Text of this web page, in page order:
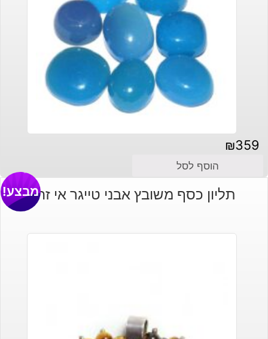
₪359
הוסף לסל
תליון כסף משובץ אבני טייגר אי זהבמבצע!